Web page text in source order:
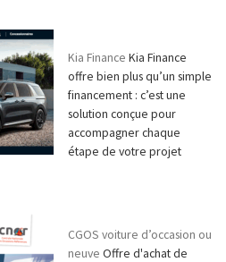
Kia Finance Kia Finance
offre bien plus qu’un simple
financement : c’est une
solution conçue pour
accompagner chaque
étape de votre projet
CGOS voiture d’occasion ou
neuve Offre d'achat de